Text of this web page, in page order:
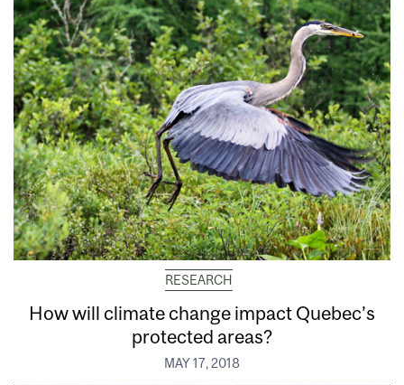
RESEARCH
How will climate change impact Quebec’s
protected areas?
MAY 17, 2018